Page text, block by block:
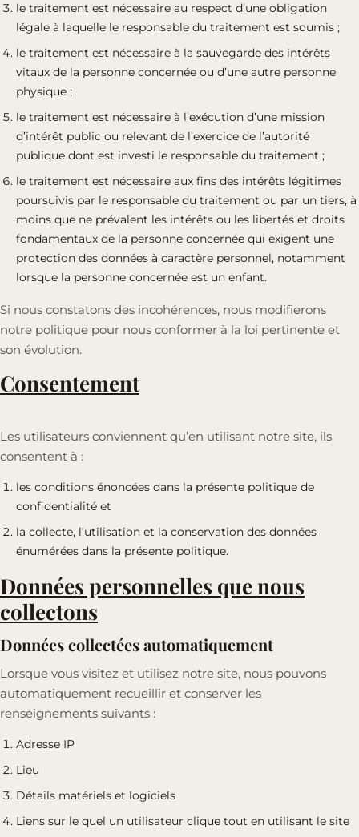
le traitement est nécessaire au respect d’une obligation
légale à laquelle le responsable du traitement est soumis ;
le traitement est nécessaire à la sauvegarde des intérêts
vitaux de la personne concernée ou d’une autre personne
physique ;
le traitement est nécessaire à l’exécution d’une mission
d’intérêt public ou relevant de l’exercice de l’autorité
publique dont est investi le responsable du traitement ;
le traitement est nécessaire aux fins des intérêts légitimes
poursuivis par le responsable du traitement ou par un tiers, à
moins que ne prévalent les intérêts ou les libertés et droits
fondamentaux de la personne concernée qui exigent une
protection des données à caractère personnel, notamment
lorsque la personne concernée est un enfant.
Si nous constatons des incohérences, nous modifierons
notre politique pour nous conformer à la loi pertinente et
son évolution.
Consentement
Les utilisateurs conviennent qu’en utilisant notre site, ils
consentent à :
les conditions énoncées dans la présente politique de
confidentialité et
la collecte, l’utilisation et la conservation des données
énumérées dans la présente politique.
Données personnelles que nous
collectons
Données collectées automatiquement
Lorsque vous visitez et utilisez notre site, nous pouvons
automatiquement recueillir et conserver les
renseignements suivants :
Adresse IP
Lieu
Détails matériels et logiciels
Liens sur le quel un utilisateur clique tout en utilisant le site